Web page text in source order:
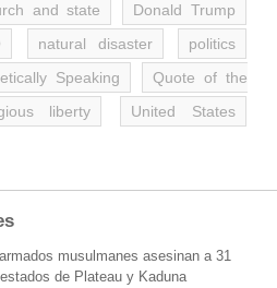
and state
Donald Trump
natural disaster
politics
Speaking
Quote of the
liberty
United States
musulmanes asesinan a 31
de Plateau y Kaduna